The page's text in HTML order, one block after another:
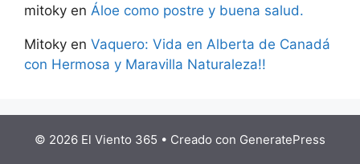
mitoky en Áloe como postre y buena salud.
Mitoky en Vaquero: Vida en Alberta de Canadá
con Hermosa y Maravilla Naturaleza!!
© 2026 El Viento 365 • Creado con GeneratePress